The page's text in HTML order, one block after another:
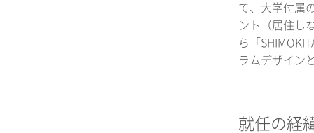
て、大学付属
ント（居住し
ら「
ラムデザイン
就任の経